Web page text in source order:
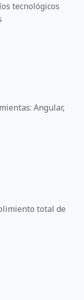
tecnológicos
Angular,
total de